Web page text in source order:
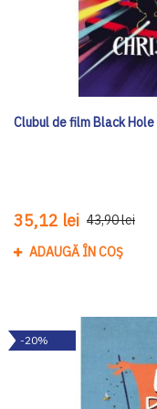
Clubul de film Black Hole
35,12 lei 43,90 lei
ADAUGĂ ÎN COȘ
-20%